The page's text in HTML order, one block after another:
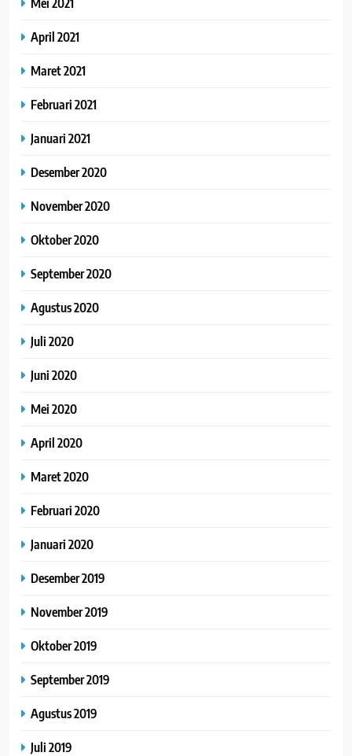
April 2021
Maret 2021
Februari 2021
Januari 2021
Desember 2020
November 2020
Oktober 2020
September 2020
Agustus 2020
Juli 2020
Juni 2020
Mei 2020
April 2020
Maret 2020
Februari 2020
Januari 2020
Desember 2019
November 2019
Oktober 2019
September 2019
Agustus 2019
Juli 2019